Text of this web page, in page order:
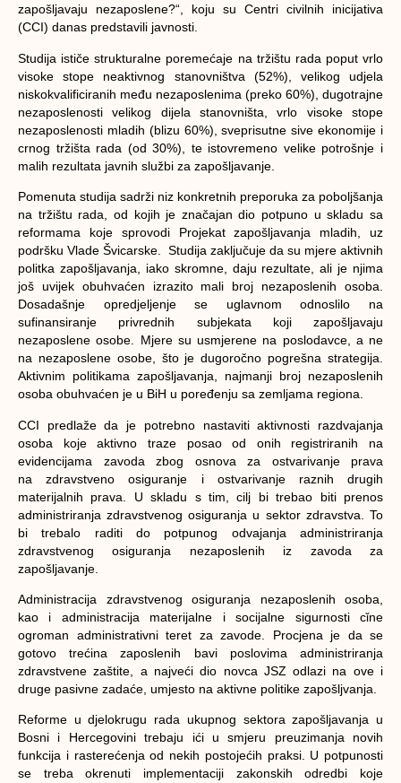
zapošljavaju nezaposlene?“, koju su Centri civilnih inicijativa
(CCI) danas predstavili javnosti.
Studija ističe strukturalne poremećaje na tržištu rada poput vrlo
visoke stope neaktivnog stanovništva (52%), velikog udjela
niskokvalificiranih među nezaposlenima (preko 60%), dugotrajne
nezaposlenosti velikog dijela stanovništa, vrlo visoke stope
nezaposlenosti mladih (blizu 60%), sveprisutne sive ekonomije i
crnog tržišta rada (od 30%), te istovremeno velike potrošnje i
malih rezultata javnih službi za zapošljavanje.
Pomenuta studija sadrži niz konkretnih preporuka za poboljšanja
na tržištu rada, od kojih je značajan dio potpuno u skladu sa
reformama koje sprovodi Projekat zapošljavanja mladih, uz
podršku Vlade Švicarske. Studija zaključuje da su mjere aktivnih
politka zapošljavanja, iako skromne, daju rezultate, ali je njima
još uvijek obuhvaćen izrazito mali broj nezaposlenih osoba.
Dosadašnje opredjeljenje se uglavnom odnoslilo na
sufinansiranje privrednih subjekata koji zapošljavaju
nezaposlene osobe. Mjere su usmjerene na poslodavce, a ne
na nezaposlene osobe, što je dugoročno pogrešna strategija.
Aktivnim politikama zapošljavanja, najmanji broj nezaposlenih
osoba obuhvaćen je u BiH u poređenju sa zemljama regiona.
CCI predlaže da je potrebno nastaviti aktivnosti razdvajanja
osoba koje aktivno traze posao od onih registriranih na
evidencijama zavoda zbog osnova za ostvarivanje prava
na zdravstveno osiguranje i ostvarivanje raznih drugih
materijalnih prava. U skladu s tim, cilj bi trebao biti prenos
administriranja zdravstvenog osiguranja u sektor zdravstva. To
bi trebalo raditi do potpunog odvajanja administriranja
zdravstvenog osiguranja nezaposlenih iz zavoda za
zapošljavanje.
Administracija zdravstvenog osiguranja nezaposlenih osoba,
kao i administracija materijalne i socijalne sigurnosti cǐne
ogroman administrativni teret za zavode. Procjena je da se
gotovo trećina zaposlenih bavi poslovima administriranja
zdravstvene zaštite, a najveći dio novca JSZ odlazi na ove i
druge pasivne zadaće, umjesto na aktivne politike zapošljvanja.
Reforme u djelokrugu rada ukupnog sektora zapošljavanja u
Bosni i Hercegovini trebaju ići u smjeru preuzimanja novih
funkcija i rasterećenja od nekih postojećih praksi. U potpunosti
se treba okrenuti implementaciji zakonskih odredbi koje